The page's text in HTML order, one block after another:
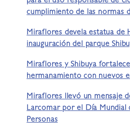
cumplimiento de las normas
Miraflores devela estatua de
inauguración del parque
Miraflores y Shibuya
hermanamiento con nuevos
Miraflores llevó un mensaje
Larcomar por el Día Mundial
Personas